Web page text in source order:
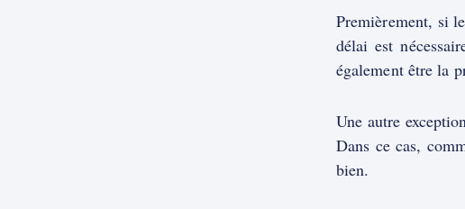
Premièrement, si
délai est
également être la
Une autre
Dans ce cas,
bien.